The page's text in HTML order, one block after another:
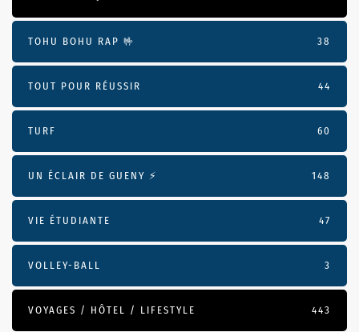
TOHU BOHU RAP 🤟 38
TOUT POUR RÉUSSIR 44
TURF 60
UN ÉCLAIR DE GUENY ⚡️ 148
VIE ÉTUDIANTE 47
VOLLEY-BALL 3
VOYAGES / HÔTEL / LIFESTYLE 443